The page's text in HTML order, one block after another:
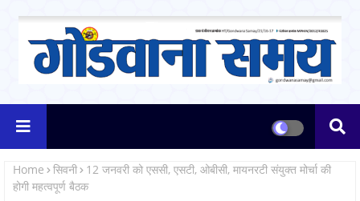
Home सिवनी
12 जनवरी को एससी, एसटी, ओबीसी, मायनरटी संयुक्त मोर्चा की
होगी महत्वपूर्ण बैठक